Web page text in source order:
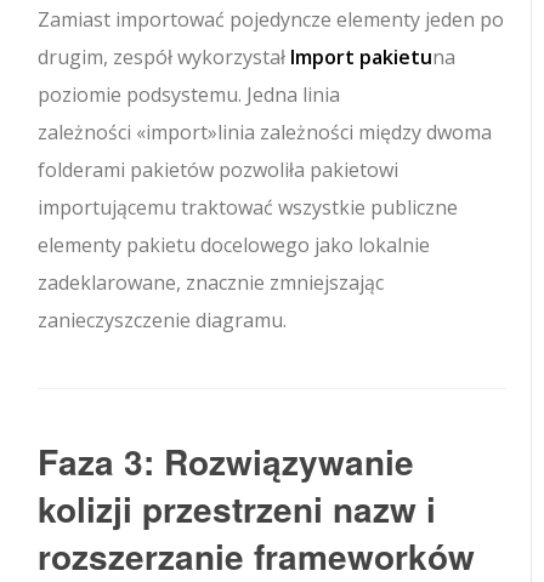
Zamiast importować pojedyncze elementy jeden po
drugim, zespół wykorzystał Import pakietuna
poziomie podsystemu. Jedna linia
zależności «import»linia zależności między dwoma
folderami pakietów pozwoliła pakietowi
importującemu traktować wszystkie publiczne
elementy pakietu docelowego jako lokalnie
zadeklarowane, znacznie zmniejszając
zanieczyszczenie diagramu.
Faza 3: Rozwiązywanie
kolizji przestrzeni nazw i
rozszerzanie frameworków